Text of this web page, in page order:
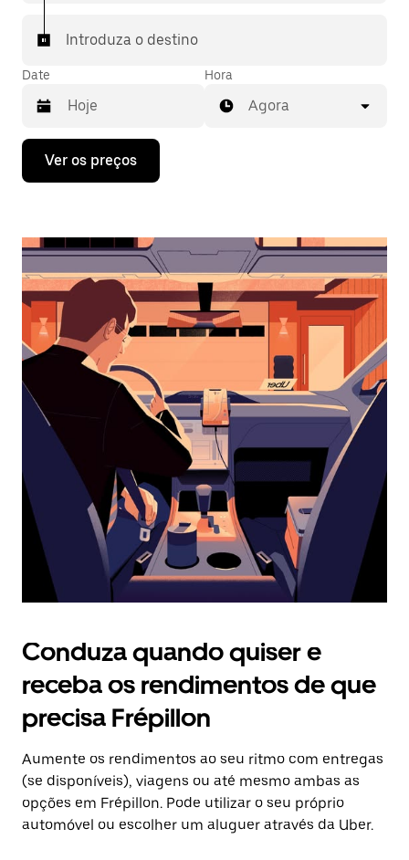
Introduza o destino
Date
Prima
tecla
interagir
o
calendário
selecionar
uma
data.
Prima
o
botão
o
calendário.
Hora
Agora
Ver os preços
Conduza quando quiser e
receba os rendimentos de que
precisa Frépillon
Aumente os rendimentos ao seu ritmo com entregas
(se disponíveis), viagens ou até mesmo ambas as
opções em Frépillon. Pode utilizar o seu próprio
automóvel ou escolher um aluguer através da Uber.